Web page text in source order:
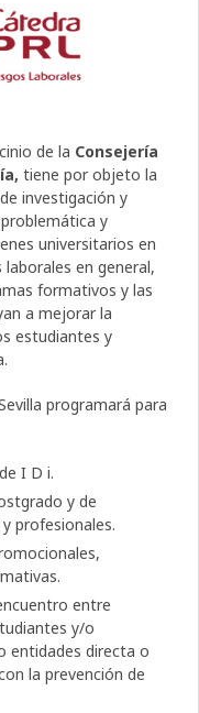
de la Consejería
tiene por objeto la
investigación y
y
universitarios en
en general,
formativos y las
a mejorar la
estudiantes y
programará para
I D i.
y de
profesionales.
entre
y/o
entidades directa o
la prevención de